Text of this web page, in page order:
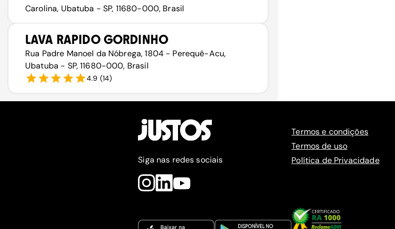
Carolina, Ubatuba - SP, 11680-000, Brasil
LAVA RAPIDO GORDINHO
Rua Padre Manoel da Nóbrega, 1804 - Perequê-Acu,
Ubatuba - SP, 11680-000, Brasil
4.9 (14)
Siga nas redes sociais
Termos e condições
Termos de uso
Política de Privacidade